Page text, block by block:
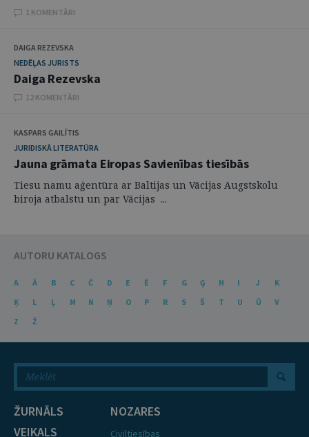
1 KOMENTĀRI
DAIGA REZEVSKA
NEDĒĻAS JURISTS
Daiga Rezevska
12 KOMENTĀRI
KASPARS GAILĪTIS
JURIDISKĀ LITERATŪRA
Jauna grāmata Eiropas Savienības tiesībās
Tiesu namu aģentūra ar Baltijas un Vācijas Augstskolu
biroja atbalstu un par Vācijas ...
AUTORU KATALOGS
A Ā B C Č D E Ē F G Ģ H I J
K
Ķ
L Ļ M N Ņ O P R S Š T U Ū
V
Z
Ž
ŽURNĀLS
VEIKALS
NOZARES
Civiltiesības